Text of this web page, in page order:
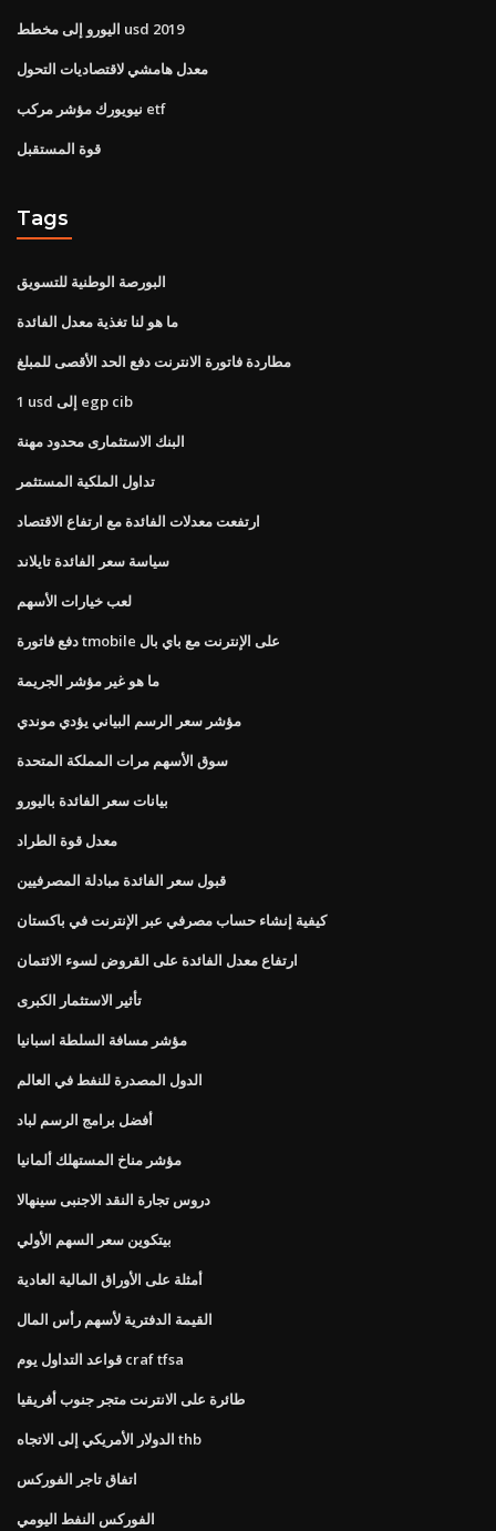
اليورو إلى مخطط usd 2019
معدل هامشي لاقتصاديات التحول
نيويورك مؤشر مركب etf
قوة المستقبل
Tags
البورصة الوطنية للتسويق
ما هو لنا تغذية معدل الفائدة
مطاردة فاتورة الانترنت دفع الحد الأقصى للمبلغ
1 usd إلى egp cib
البنك الاستثمارى محدود مهنة
تداول الملكية المستثمر
ارتفعت معدلات الفائدة مع ارتفاع الاقتصاد
سياسة سعر الفائدة تايلاند
لعب خيارات الأسهم
دفع فاتورة tmobile على الإنترنت مع باي بال
ما هو غير مؤشر الجريمة
مؤشر سعر الرسم البياني يؤدي موندي
سوق الأسهم مرات المملكة المتحدة
بيانات سعر الفائدة باليورو
معدل قوة الطراد
قبول سعر الفائدة مبادلة المصرفيين
كيفية إنشاء حساب مصرفي عبر الإنترنت في باكستان
ارتفاع معدل الفائدة على القروض لسوء الائتمان
تأثير الاستثمار الكبرى
مؤشر مسافة السلطة اسبانيا
الدول المصدرة للنفط في العالم
أفضل برامج الرسم لباد
مؤشر مناخ المستهلك ألمانيا
دروس تجارة النقد الاجنبى سينهالا
بيتكوين سعر السهم الأولي
أمثلة على الأوراق المالية العادية
القيمة الدفترية لأسهم رأس المال
قواعد التداول يوم craf tfsa
طائرة على الانترنت متجر جنوب أفريقيا
الدولار الأمريكي إلى الاتجاه thb
اتفاق تاجر الفوركس
الفوركس النفط اليومي